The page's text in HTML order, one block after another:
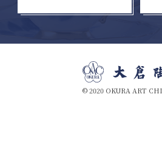
© 2020 OKURA ART